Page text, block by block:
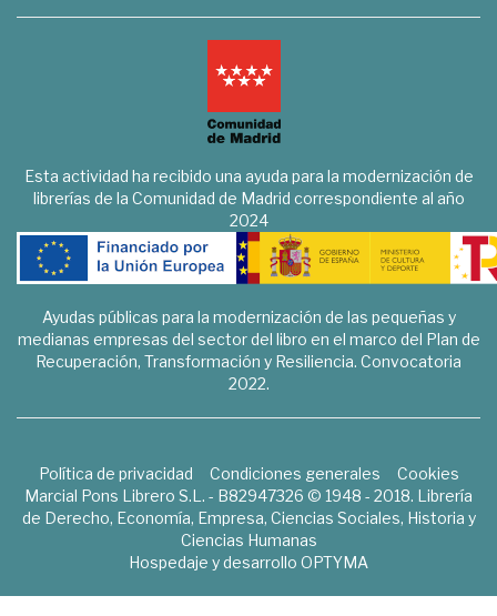
Esta actividad ha recibido una ayuda para la modernización de
librerías de la Comunidad de Madrid correspondiente al año
2024
Ayudas públicas para la modernización de las pequeñas y
medianas empresas del sector del libro en el marco del Plan de
Recuperación, Transformación y Resiliencia. Convocatoria
2022.
Política de privacidad Condiciones generales
Cookies
Marcial Pons Librero S.L. - B82947326 © 1948 - 2018. Librería
de Derecho, Economía, Empresa, Ciencias Sociales, Historia y
Ciencias Humanas
Hospedaje y desarrollo OPTYMA